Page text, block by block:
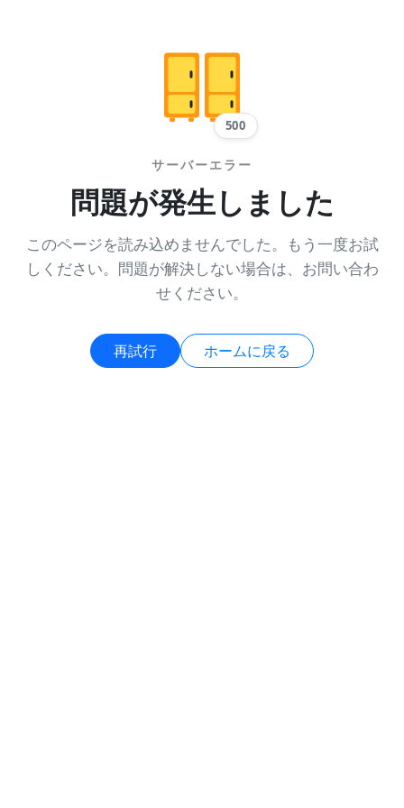
500
サーバーエラー
問題が発生しました
このページを読み込めませんでした。もう一度お試
しください。問題が解決しない場合は、お問い合わ
せください。
再試行 ホームに戻る